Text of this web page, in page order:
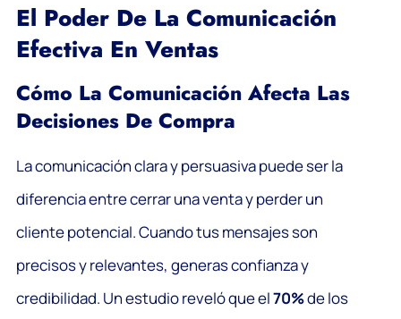
El Poder De La Comunicación
Efectiva En Ventas
Cómo La Comunicación Afecta Las
Decisiones De Compra
La comunicación clara y persuasiva puede ser la
diferencia entre cerrar una venta y perder un
cliente potencial. Cuando tus mensajes son
precisos y relevantes, generas confianza y
credibilidad. Un estudio reveló que el70%de los